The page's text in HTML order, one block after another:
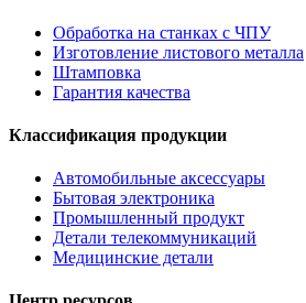
Обработка на станках с ЧПУ
Изготовление листового металла
Штамповка
Гарантия качества
Классификация продукции
Автомобильные аксессуары
Бытовая электроника
Промышленный продукт
Детали телекоммуникаций
Медицинские детали